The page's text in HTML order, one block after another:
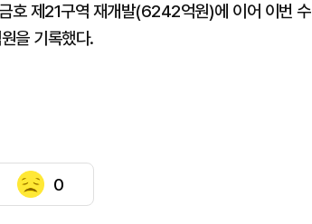
호 제21구역 재개발(6242억원)에 이어 이번 수
을 기록했다.
0